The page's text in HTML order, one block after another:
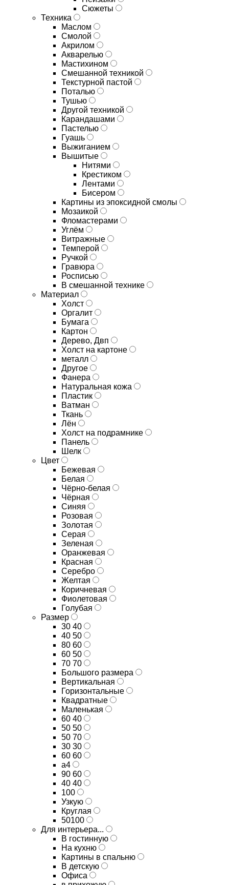
Сюжеты
Техника
Маслом
Смолой
Акрилом
Акварелью
Мастихином
Смешанной техникой
Текстурной пастой
Поталью
Тушью
Другой техникой
Карандашами
Пастелью
Гуашь
Выжиганием
Вышитые
Нитями
Крестиком
Лентами
Бисером
Картины из эпоксидной смолы
Мозаикой
Фломастерами
Углём
Витражные
Темперой
Ручкой
Гравюра
Росписью
В смешанной технике
Материал
Холст
Оргалит
Бумага
Картон
Дерево, Двп
Холст на картоне
металл
Другое
Фанера
Натуральная кожа
Пластик
Ватман
Ткань
Лён
Холст на подрамнике
Панель
Шелк
Цвет
Бежевая
Белая
Чёрно-белая
Чёрная
Синяя
Розовая
Золотая
Серая
Зеленая
Оранжевая
Красная
Серебро
Желтая
Коричневая
Фиолетовая
Голубая
Размер
30 40
40 50
80 60
60 50
70 70
Большого размера
Вертикальная
Горизонтальные
Квадратные
Маленькая
60 40
50 50
50 70
30 30
60 60
а4
90 60
40 40
100
Узкую
Круглая
50100
Для интерьера...
В гостинную
На кухню
Картины в спальню
В детскую
Офиса